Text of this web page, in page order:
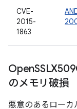
CVE-
2015-
1863
Open
のメモリ破損
悪意のあるローカ